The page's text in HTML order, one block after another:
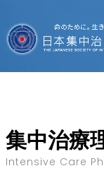
集中治療
Intensive Care